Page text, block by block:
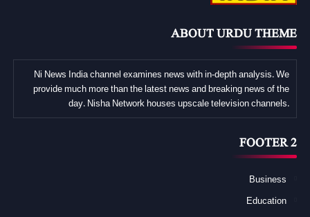
ABOUT URDU THEME
Ni News India channel examines news with in-depth analysis. We
provide much more than the latest news and breaking news of the
day. Nisha Network houses upscale television channels.
FOOTER 2
Business
Education